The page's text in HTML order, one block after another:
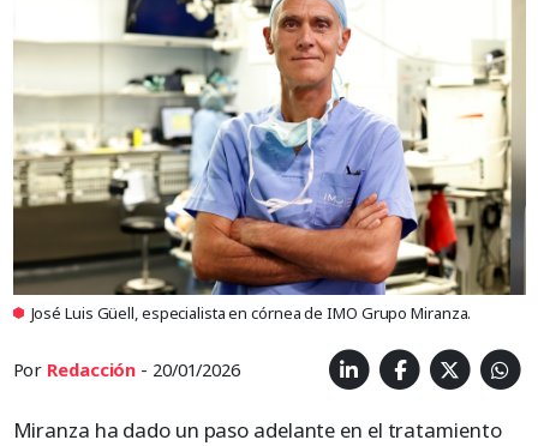
José Luis Güell, especialista en córnea de IMO Grupo Miranza.
Por Redacción - 20/01/2026
Miranza ha dado un paso adelante en el tratamiento